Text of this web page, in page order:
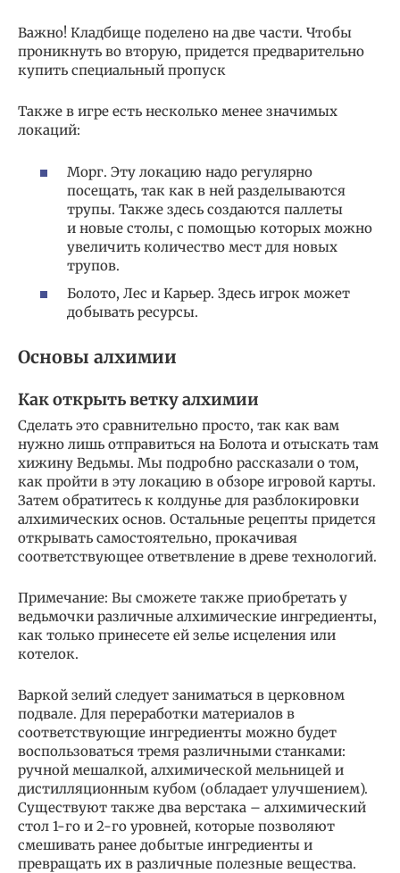
Важно! Кладбище поделено на две части. Чтобы
проникнуть во вторую, придется предварительно
купить специальный пропуск
Также в игре есть несколько менее значимых
локаций:
Морг. Эту локацию надо регулярно
посещать, так как в ней разделываются
трупы. Также здесь создаются паллеты
и новые столы, с помощью которых можно
увеличить количество мест для новых
трупов.
Болото, Лес и Карьер. Здесь игрок может
добывать ресурсы.
Основы алхимии
Как открыть ветку алхимии
Сделать это сравнительно просто, так как вам
нужно лишь отправиться на Болота и отыскать там
хижину Ведьмы. Мы подробно рассказали о том,
как пройти в эту локацию в обзоре игровой карты.
Затем обратитесь к колдунье для разблокировки
алхимических основ. Остальные рецепты придется
открывать самостоятельно, прокачивая
соответствующее ответвление в древе технологий.
Примечание: Вы сможете также приобретать у
ведьмочки различные алхимические ингредиенты,
как только принесете ей зелье исцеления или
котелок.
Варкой зелий следует заниматься в церковном
подвале. Для переработки материалов в
соответствующие ингредиенты можно будет
воспользоваться тремя различными станками:
ручной мешалкой, алхимической мельницей и
дистилляционным кубом (обладает улучшением).
Существуют также два верстака – алхимический
стол 1-го и 2-го уровней, которые позволяют
смешивать ранее добытые ингредиенты и
превращать их в различные полезные вещества.